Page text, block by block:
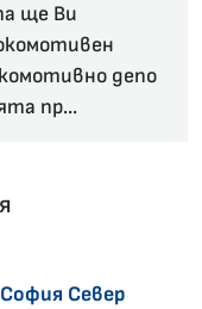
ще Ви
депо
пр...
Север